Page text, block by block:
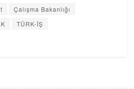
Çalışma Bakanlığı
TÜRK-İŞ